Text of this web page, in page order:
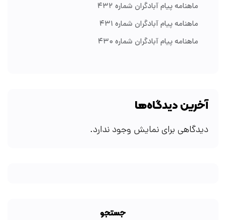
ماهنامه پیام آبادگران شماره ۴۳۲
ماهنامه پیام آبادگران شماره ۴۳۱
ماهنامه پیام آبادگران شماره ۴۳۰
آخرین دیدگاه‌ها
دیدگاهی برای نمایش وجود ندارد.
جستجو